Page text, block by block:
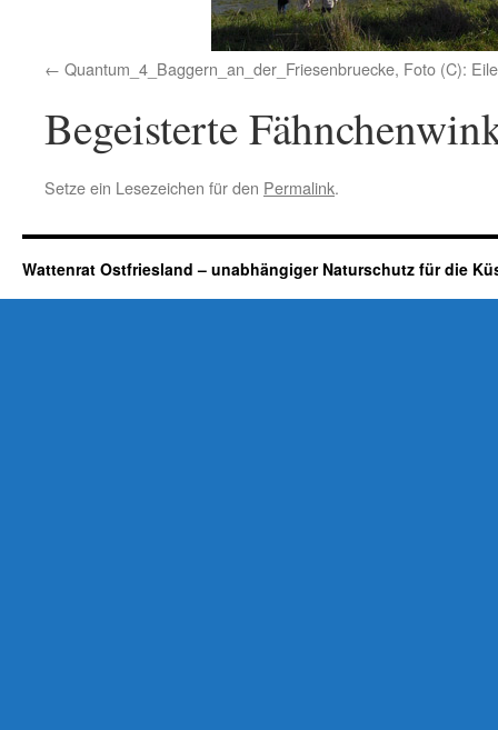
Quantum_4_Baggern_an_der_Friesenbruecke, Foto (C):
Begeisterte
Setze ein Lesezeichen für den Permalink.
Wattenrat Ostfriesland – unabhängiger Naturschutz für die